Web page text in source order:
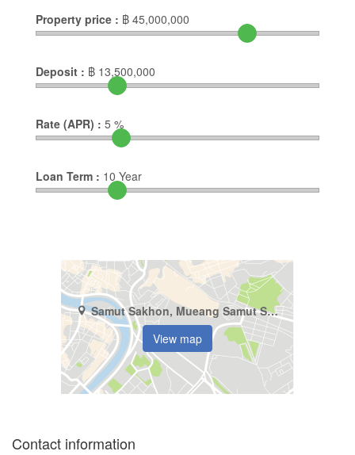
Property price : ฿ 45,000,000
Deposit : ฿ 13,500,000
Rate (APR) : 5 %
Loan Term : 10 Year
Samut Sakhon, Mueang Samut Sakhon, Khok Kham
View map
Contact information